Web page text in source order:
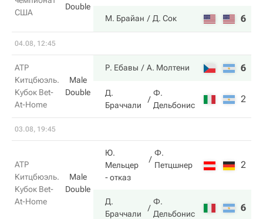
США
Double
М. Брайан
Д. Сок 6
04.08, 12:45
ATP
Китцбюэль.
Кубок Bet-
At-Home
Male
Double
Р. Ебавы А. Молтени 6
Д.
Браччали
Ф.
Дельбонис
2
03.08, 19:45
ATP
Китцбюэль.
Кубок Bet-
At-Home
Male
Double
Ю.
Мельцер
Ф.
Петцшнер
- отказ
2
Д.
Браччали
Ф.
Дельбонис
6